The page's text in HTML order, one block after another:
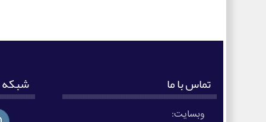
تماس با ما
وبسایت:
شبکه